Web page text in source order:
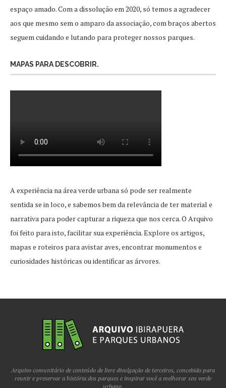
espaço amado. Com a dissolução em 2020, só temos a agradecer
aos que mesmo sem o amparo da associação, com braços abertos
seguem cuidando e lutando para proteger nossos parques.
MAPAS PARA DESCOBRIR.
A experiência na área verde urbana só pode ser realmente
sentida se in loco, e sabemos bem da relevância de ter material e
narrativa para poder capturar a riqueza que nos cerca. O Arquivo
foi feito para isto, facilitar sua experiência. Explore os artigos,
mapas e roteiros para avistar aves, encontrar monumentos e
curiosidades históricas ou identificar as árvores.
Arquivo comunitário de conteúdo de livre divulgação de terceiros, concebido para
reunir e preservar a história dos parques e inspirar você a melhorar seu verde
urbano.